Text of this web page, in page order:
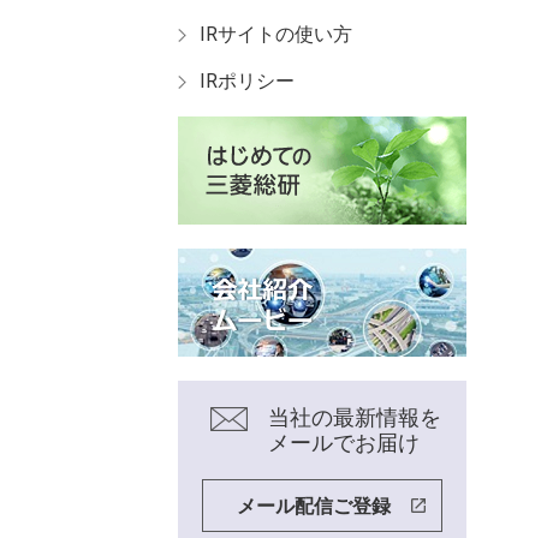
IRサイトの使い方
IRポリシー
メール配信ご登録
当社の最新情報を
メールでお届け